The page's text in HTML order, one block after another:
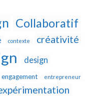
Collaboratif
contexte créativité
design
engagement entrepreneur